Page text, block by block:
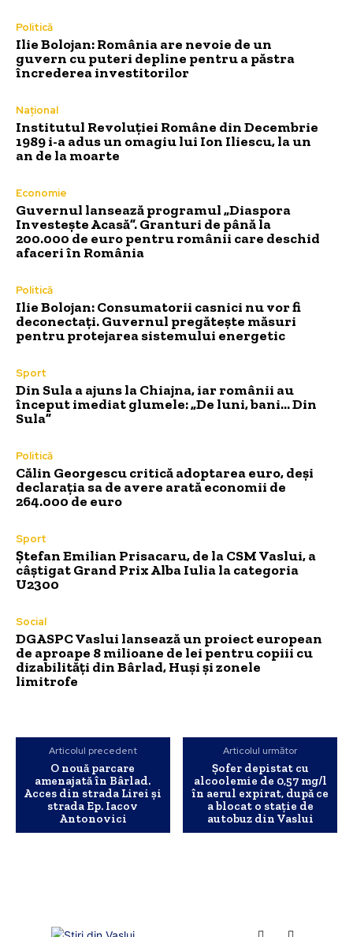
Politică
Ilie Bolojan: România are nevoie de un
guvern cu puteri depline pentru a păstra
încrederea investitorilor
Național
Institutul Revoluției Române din Decembrie
1989 i-a adus un omagiu lui Ion Iliescu, la un
an de la moarte
Economie
Guvernul lansează programul „Diaspora
Investește Acasă”. Granturi de până la
200.000 de euro pentru românii care deschid
afaceri în România
Politică
Ilie Bolojan: Consumatorii casnici nu vor fi
deconectați. Guvernul pregătește măsuri
pentru protejarea sistemului energetic
Sport
Din Sula a ajuns la Chiajna, iar românii au
început imediat glumele: „De luni, bani… Din
Sula”
Politică
Călin Georgescu critică adoptarea euro, deși
declarația sa de avere arată economii de
264.000 de euro
Sport
Ștefan Emilian Prisacaru, de la CSM Vaslui, a
câștigat Grand Prix Alba Iulia la categoria
U2300
Social
DGASPC Vaslui lansează un proiect european
de aproape 8 milioane de lei pentru copiii cu
dizabilități din Bârlad, Huși și zonele
limitrofe
Articolul precedent
O nouă parcare
amenajată în Bârlad.
Acces din strada Lirei și
strada Ep. Iacov
Antonovici
Articolul următor
Șofer depistat cu
alcoolemie de 0,57 mg/l
în aerul expirat, după ce
a blocat o stație de
autobuz din Vaslui